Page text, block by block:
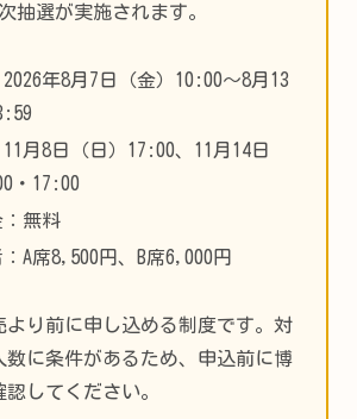
抽選が実施されます。
年8月7日（金）10:00～8月13
月8日（日）17:00、11月14日
・17:00
無料
A席8,500円、B席6,000円
より前に申し込める制度です。対
数に条件があるため、申込前に博
してください。